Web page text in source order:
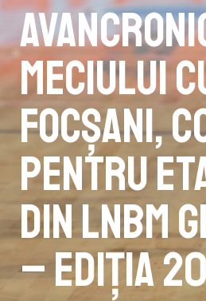
meciului
Focșani,
pentru
din LNBM
– ediția